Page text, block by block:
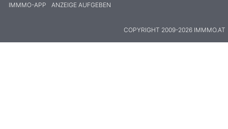
IMMMO-APP
ANZEIGE AUFGEBEN
COPYRIGHT 2009-2026 IMMMO.AT